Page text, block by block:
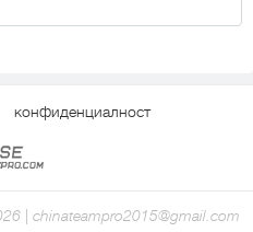
конфиденциалност
| chinateampro2015@gmail.com